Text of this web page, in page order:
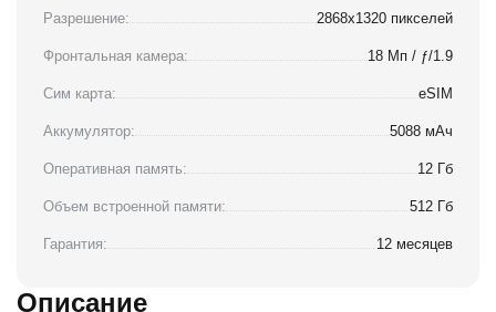
Разрешение: 2868x1320 пикселей
Фронтальная камера: 18 Мп / ƒ/1.9
Сим карта: eSIM
Аккумулятор: 5088 мАч
Оперативная память: 12 Гб
Объем встроенной памяти: 512 Гб
Гарантия: 12 месяцев
Описание